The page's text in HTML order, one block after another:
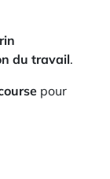
du travail.
pour